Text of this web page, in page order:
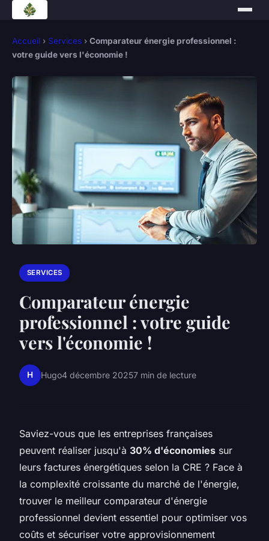
Accueil › Services › Comparateur énergie professionnel :
votre guide vers l'économie !
SERVICES
Comparateur énergie
professionnel : votre guide
vers l'économie !
H Hugo4 décembre 20257 min de lecture
Saviez-vous que les entreprises françaises
peuvent réaliser jusqu'à 30% d'économies sur
leurs factures énergétiques selon la CRE ? Face à
la complexité croissante du marché de l'énergie,
trouver le meilleur comparateur d'énergie
professionnel devient essentiel pour optimiser vos
coûts et sécuriser votre approvisionnement